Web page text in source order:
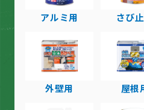
アルミ用 さび
外壁用 屋根